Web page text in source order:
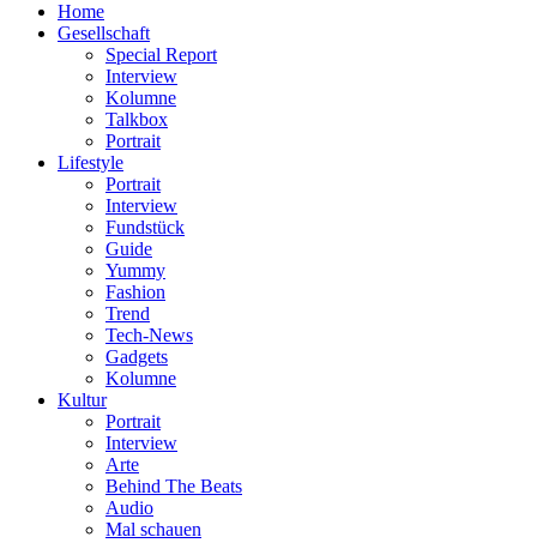
Home
Gesellschaft
Special Report
Interview
Kolumne
Talkbox
Portrait
Lifestyle
Portrait
Interview
Fundstück
Guide
Yummy
Fashion
Trend
Tech-News
Gadgets
Kolumne
Kultur
Portrait
Interview
Arte
Behind The Beats
Audio
Mal schauen